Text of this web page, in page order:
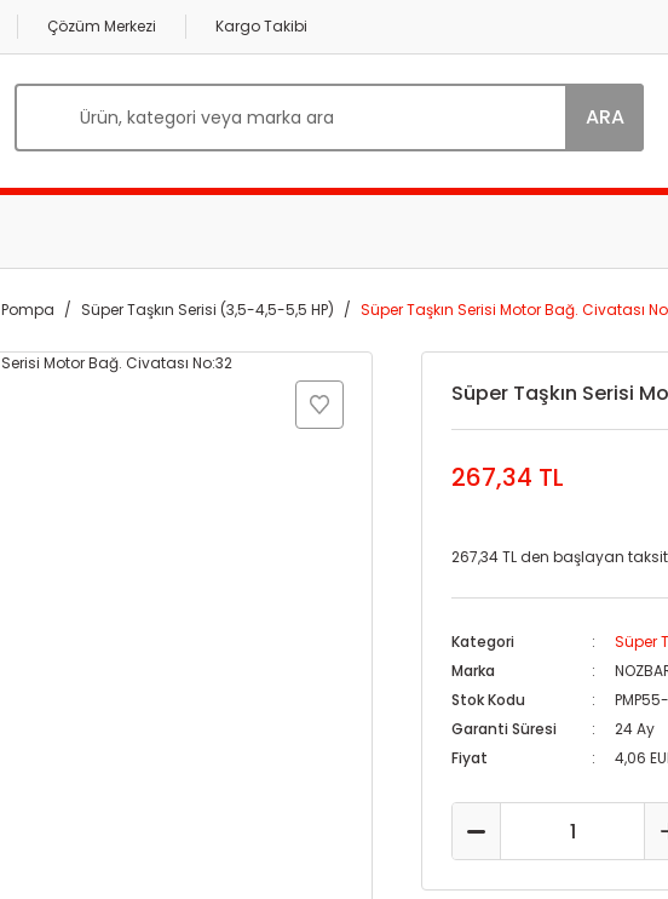
Çözüm Merkezi Kargo Takibi
ARA
Pompa Süper Taşkın Serisi (3,5-4,5-5,5 HP) Süper Taşkın Serisi Motor Bağ. Civatası
Süper Taşkın Serisi
267,34 TL
267,34 TL den başlayan
Kategori
Süper
Marka
Stok Kodu
Garanti Süresi
24 Ay
Fiyat
4,06